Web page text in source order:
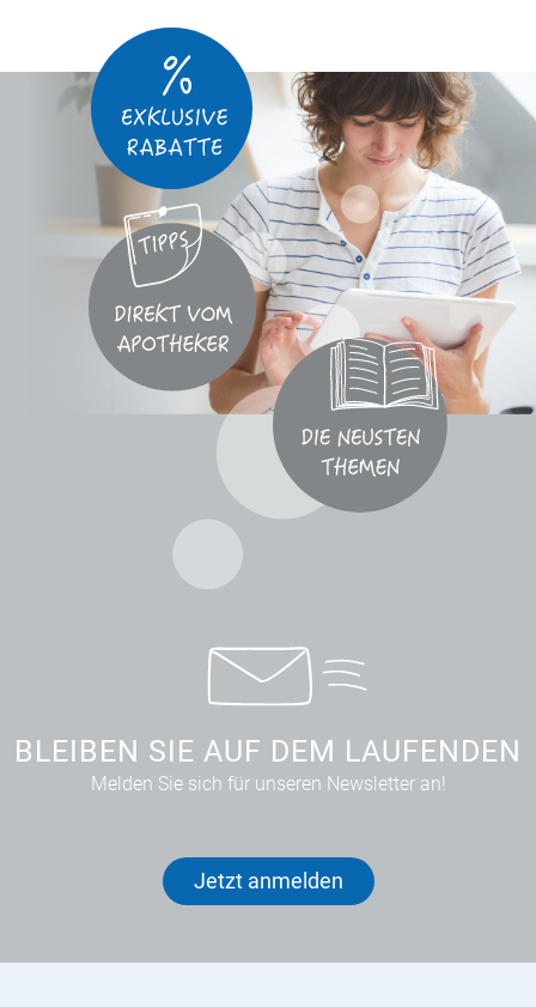
BLEIBEN SIE AUF DEM LAUFENDEN
Melden Sie sich für unseren Newsletter an!
Jetzt anmelden